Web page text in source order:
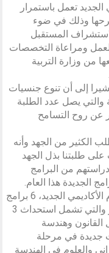
تعمل باستمرار
وذلك في ضوء
المستقبل
ومراعاة التخصصات
من وزارة التربية
إلى أن تنوع جنسيات
والتي يصل عدد الطلبة
45 جنسية، ويعبر عن روح التسامح
الكثير من الجهد وأنه
على طلبتنا بذل الجهد
من البرامج
الجديدة هذا العام.
ونوه بأن الجامعة طرحت اعتبارا من العام الأكاديمي الجديد، 6 برامج
جديدة لمرحلتي البكالوريوس والماجستير والتي تشمل استحداث 3
وهندسة
الإصطناعي، و 3 درجات جديدة في مرحلة
والعلوم في الهندسة